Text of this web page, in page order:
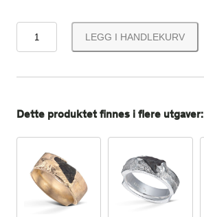
p
u
LEGG I HANDLEKURV
Dette produktet finnes i flere utgaver: